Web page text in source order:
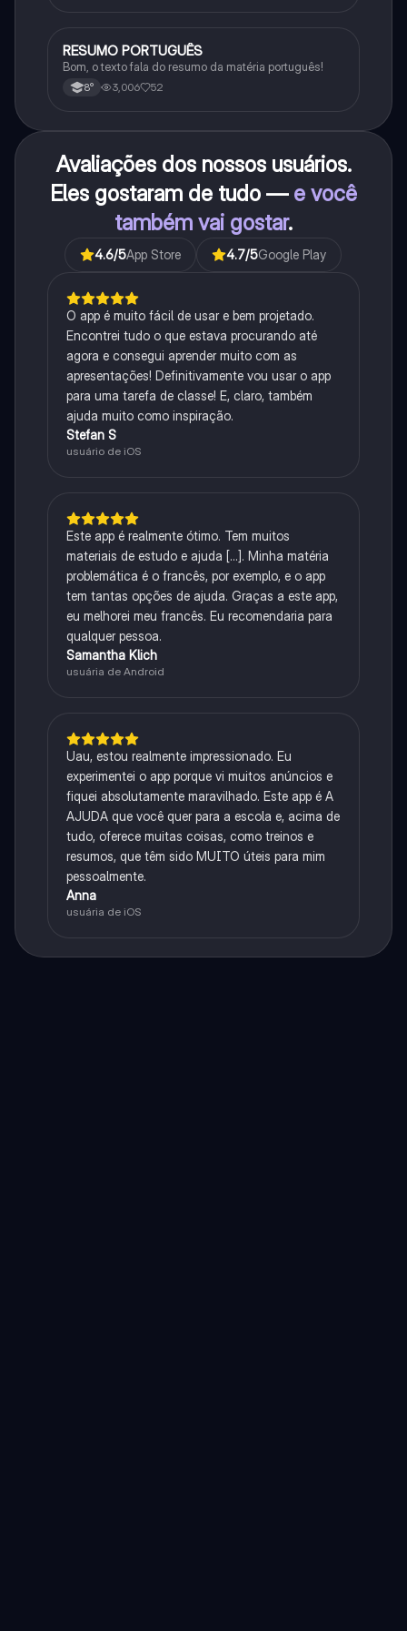
Português
RESUMO PORTUGUÊS
Bom, o texto fala do resumo da matéria português!
8° 3,006 52
Avaliações dos nossos usuários.
Eles gostaram de tudo — e você
também vai gostar.
4.6/5App Store 4.7/5Google Play
O app é muito fácil de usar e bem projetado.
Encontrei tudo o que estava procurando até
agora e consegui aprender muito com as
apresentações! Definitivamente vou usar o app
para uma tarefa de classe! E, claro, também
ajuda muito como inspiração.
Stefan S
usuário de iOS
Este app é realmente ótimo. Tem muitos
materiais de estudo e ajuda [...]. Minha matéria
problemática é o francês, por exemplo, e o app
tem tantas opções de ajuda. Graças a este app,
eu melhorei meu francês. Eu recomendaria para
qualquer pessoa.
Samantha Klich
usuária de Android
Uau, estou realmente impressionado. Eu
experimentei o app porque vi muitos anúncios e
fiquei absolutamente maravilhado. Este app é A
AJUDA que você quer para a escola e, acima de
tudo, oferece muitas coisas, como treinos e
resumos, que têm sido MUITO úteis para mim
pessoalmente.
Anna
usuária de iOS